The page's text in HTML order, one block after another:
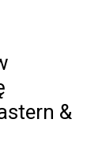
&